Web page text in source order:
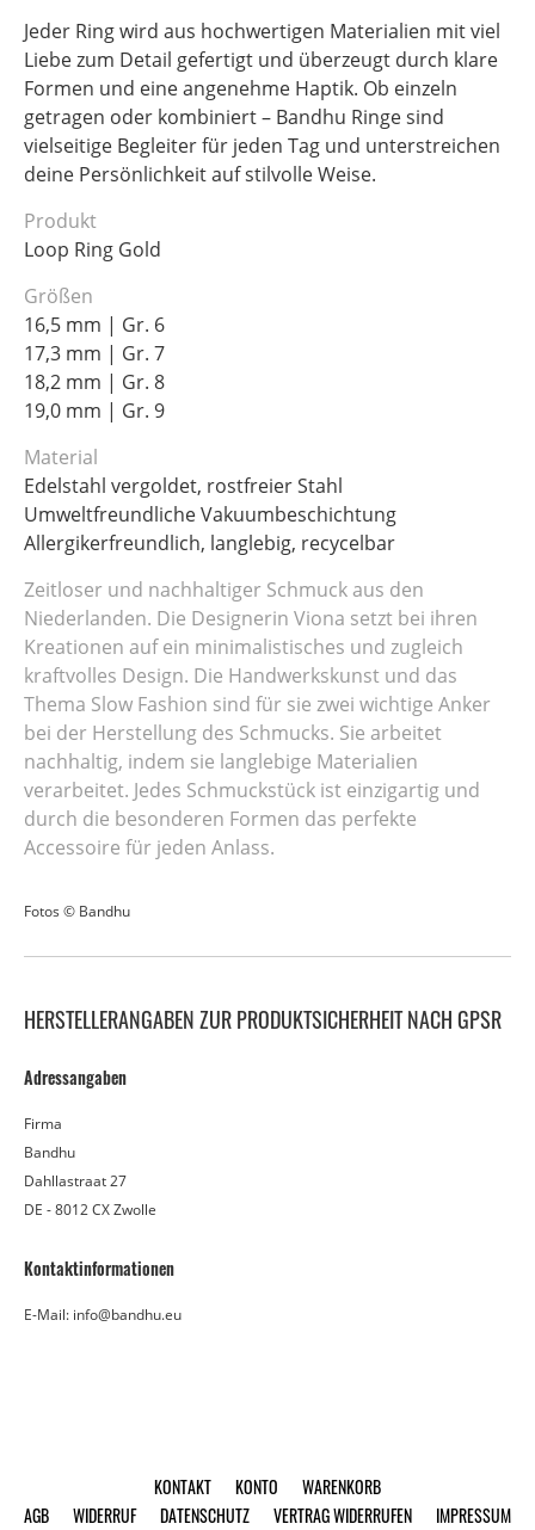
Jeder Ring wird aus hochwertigen Materialien mit viel
Liebe zum Detail gefertigt und überzeugt durch klare
Formen und eine angenehme Haptik. Ob einzeln
getragen oder kombiniert – Bandhu Ringe sind
vielseitige Begleiter für jeden Tag und unterstreichen
deine Persönlichkeit auf stilvolle Weise.
Produkt
Loop Ring Gold
Größen
16,5 mm | Gr. 6
17,3 mm | Gr. 7
18,2 mm | Gr. 8
19,0 mm | Gr. 9
Material
Edelstahl vergoldet, rostfreier Stahl
Umweltfreundliche Vakuumbeschichtung
Allergikerfreundlich, langlebig, recycelbar
Zeitloser und nachhaltiger Schmuck aus den
Niederlanden. Die Designerin Viona setzt bei ihren
Kreationen auf ein minimalistisches und zugleich
kraftvolles Design. Die Handwerkskunst und das
Thema Slow Fashion sind für sie zwei wichtige Anker
bei der Herstellung des Schmucks. Sie arbeitet
nachhaltig, indem sie langlebige Materialien
verarbeitet. Jedes Schmuckstück ist einzigartig und
durch die besonderen Formen das perfekte
Accessoire für jeden Anlass.
Fotos © Bandhu
HERSTELLERANGABEN ZUR PRODUKTSICHERHEIT NACH GPSR
Adressangaben
Firma
Bandhu
Dahllastraat 27
DE - 8012 CX Zwolle
Kontaktinformationen
E-Mail: info@bandhu.eu
KONTAKT KONTO
WARENKORB
AGB
WIDERRUF DATENSCHUTZ VERTRAG WIDERRUFEN IMPRESSUM